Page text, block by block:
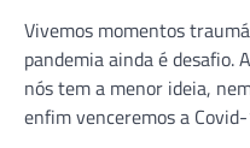
Vivemos momentos
pandemia ainda é desafio.
nós tem a menor ideia,
enfim venceremos a